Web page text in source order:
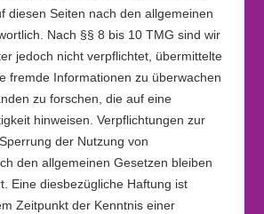
diesen Seiten nach den allgemeinen
Nach §§ 8 bis 10 TMG sind wir
jedoch nicht verpflichtet, übermittelte
fremde Informationen zu überwachen
zu forschen, die auf eine
hinweisen. Verpflichtungen zur
der Nutzung von
den allgemeinen Gesetzen bleiben
Eine diesbezügliche Haftung ist
Zeitpunkt der Kenntnis einer